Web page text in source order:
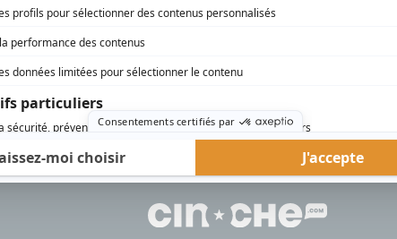
carbure à son petit écran. Celui qu’on surnomme parfois «l’encyclopédie de
à 2001. Sa spécialité: la télé québécoise. On peut l’entendre régulièrement